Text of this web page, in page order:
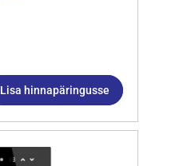
Lisa hinnapäringusse